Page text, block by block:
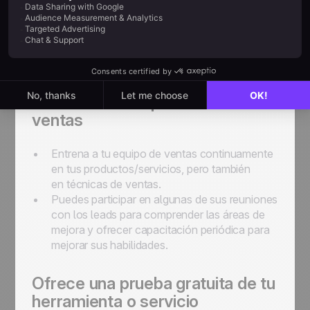
Adapta tu presentación a su problema real (en
lugar de lo que quieres vender).
Programa siempre la próxima acción al final
de la llamada: ya sea una nueva reunión, el
envío del contrato, u otra actividad apropiada.
Entrena a tus representantes de
ventas
Entrena a tu equipo de ventas continuamente
en tus productos/servicios, pero también
en técnicas de ventas.
Puedes participar en algunas de sus reuniones
con los leads para comprender las áreas de
mejora y ofrecer capacitación periódica para
mejorar sus habilidades.
Ofrece una prueba gratuita de tu
herramienta o servicio